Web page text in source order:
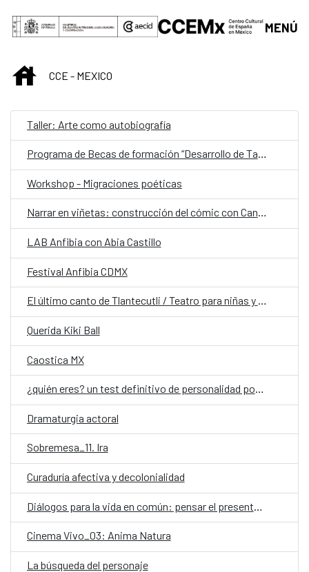
Saltar al contenido principal
MENÚ
INICIOCCE - MEXICO
Taller: Arte como autobiografía
Programa de Becas de formación “Desarrollo de Talento” Fundación Casa de México España en el Museo del Prado
Workshop - Migraciones poéticas
Narrar en viñetas: construcción del cómic con Candela Sierra
LAB Anfibia con Abia Castillo
Festival Anfibia CDMX
El último canto de Tlantecutli / Teatro para niñas y niños a partir de 6 años
Querida Kiki Ball
Caostica MX
¿quién eres? un test definitivo de personalidad por Aura García-Junco
Dramaturgia actoral
Sobremesa_11. Ira
Curaduría afectiva y decolonialidad
Cinema Vivo_03: Anima Natura
La búsqueda del personaje